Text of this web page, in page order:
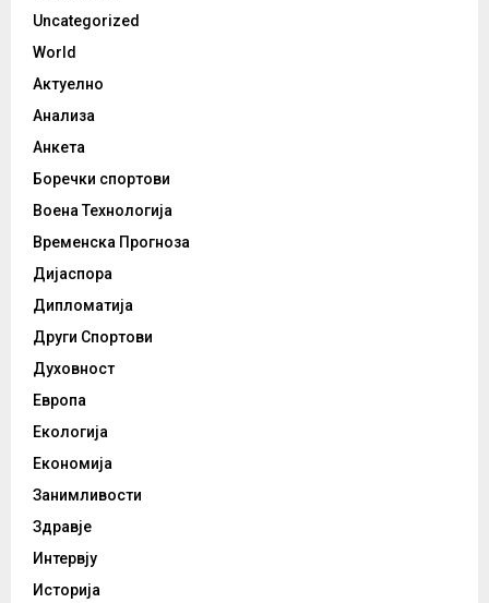
Uncategorized
World
Актуелно
Анализа
Анкета
Боречки спортови
Воена Технологија
Временска Прогноза
Дијаспора
Дипломатија
Други Спортови
Духовност
Европа
Екологија
Економија
Занимливости
Здравје
Интервју
Историја